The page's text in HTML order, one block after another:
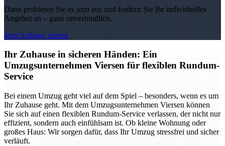
Dann probieren Sie es jetzt aus und fordern Sie Ihr individuelles
Angebot an – ganz unverbindlich.
Jetzt Anfrage starten
Ihr Zuhause in sicheren Händen: Ein
Umzugsunternehmen Viersen für flexiblen Rundum-
Service
Bei einem Umzug geht viel auf dem Spiel – besonders, wenn es um
Ihr Zuhause geht. Mit dem Umzugsunternehmen Viersen können
Sie sich auf einen flexiblen Rundum-Service verlassen, der nicht nur
effizient, sondern auch einfühlsam ist. Ob kleine Wohnung oder
großes Haus: Wir sorgen dafür, dass Ihr Umzug stressfrei und sicher
verläuft.